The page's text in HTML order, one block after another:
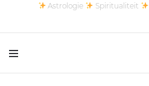
Astrologie Spiritualiteit